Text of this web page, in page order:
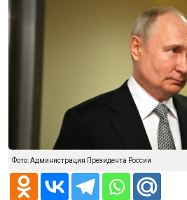
Фото: Администрация Президента России